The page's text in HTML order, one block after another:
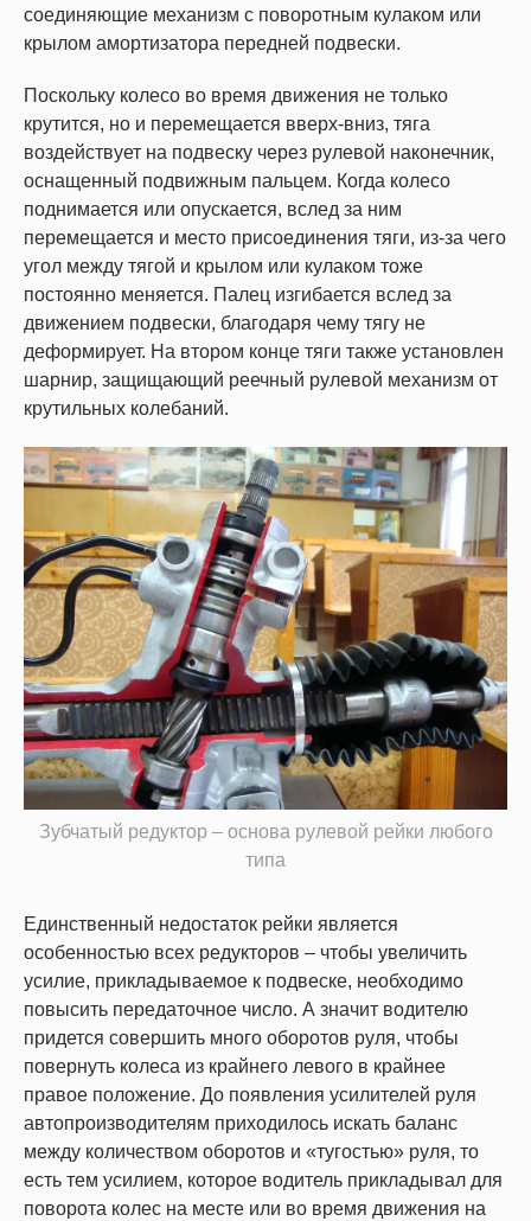
соединяющие механизм с поворотным кулаком или
крылом амортизатора передней подвески.
Поскольку колесо во время движения не только
крутится, но и перемещается вверх-вниз, тяга
воздействует на подвеску через рулевой наконечник,
оснащенный подвижным пальцем. Когда колесо
поднимается или опускается, вслед за ним
перемещается и место присоединения тяги, из-за чего
угол между тягой и крылом или кулаком тоже
постоянно меняется. Палец изгибается вслед за
движением подвески, благодаря чему тягу не
деформирует. На втором конце тяги также установлен
шарнир, защищающий реечный рулевой механизм от
крутильных колебаний.
Зубчатый редуктор – основа рулевой рейки любого
типа
Единственный недостаток рейки является
особенностью всех редукторов – чтобы увеличить
усилие, прикладываемое к подвеске, необходимо
повысить передаточное число. А значит водителю
придется совершить много оборотов руля, чтобы
повернуть колеса из крайнего левого в крайнее
правое положение. До появления усилителей руля
автопроизводителям приходилось искать баланс
между количеством оборотов и «тугостью» руля, то
есть тем усилием, которое водитель прикладывал для
поворота колес на месте или во время движения на